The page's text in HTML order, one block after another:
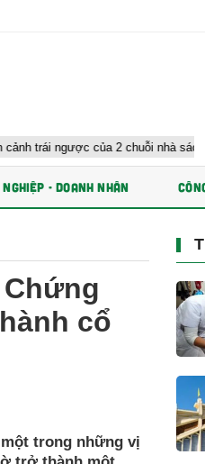
2 chuỗi nhà sách lớn nhất Việt Nam
NGHIỆP - DOANH NHÂN
cổ
trong những vị